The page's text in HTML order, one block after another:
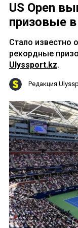
US Open
призовые в
Стало известно
рекордные
Ulyssport.kz.
Редакция